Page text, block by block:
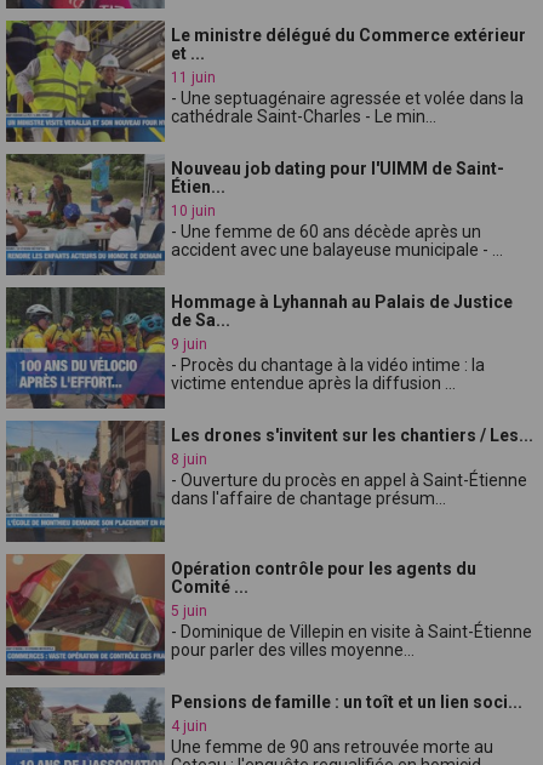
Le ministre délégué du Commerce extérieur
et ...
11 juin
- Une septuagénaire agressée et volée dans la
cathédrale Saint-Charles - Le min...
Nouveau job dating pour l'UIMM de Saint-
Étien...
10 juin
- Une femme de 60 ans décède après un
accident avec une balayeuse municipale - ...
Hommage à Lyhannah au Palais de Justice
de Sa...
9 juin
- Procès du chantage à la vidéo intime : la
victime entendue après la diffusion ...
Les drones s'invitent sur les chantiers / Les...
8 juin
- Ouverture du procès en appel à Saint-Étienne
dans l'affaire de chantage présum...
Opération contrôle pour les agents du
Comité ...
5 juin
- Dominique de Villepin en visite à Saint-Étienne
pour parler des villes moyenne...
Pensions de famille : un toît et un lien soci...
4 juin
Une femme de 90 ans retrouvée morte au